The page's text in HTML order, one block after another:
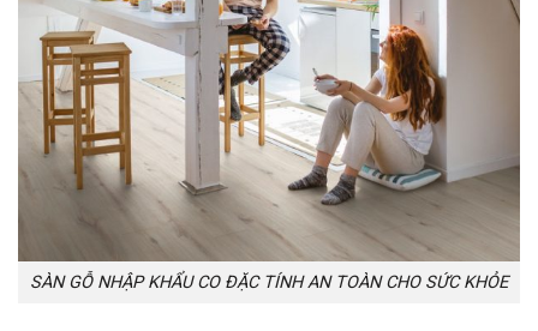
SÀN GỖ NHẬP KHẨU CO ĐẶC TÍNH AN TOÀN CHO SỨC KHỎE